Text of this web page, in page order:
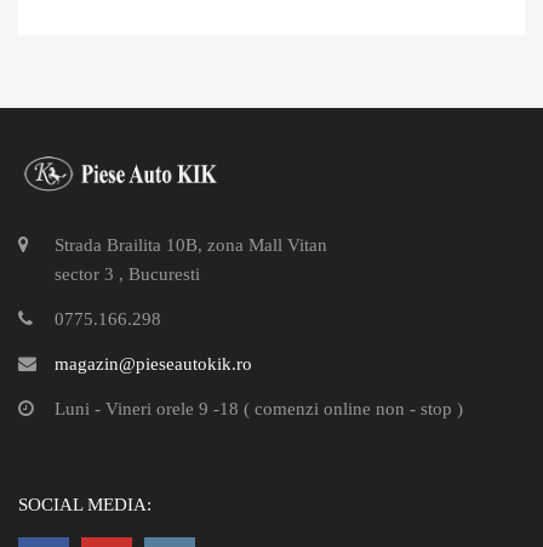
Strada Brailita 10B, zona Mall Vitan
sector 3 , Bucuresti
0775.166.298
magazin@pieseautokik.ro
Luni - Vineri orele 9 -18 ( comenzi online non - stop )
SOCIAL MEDIA: